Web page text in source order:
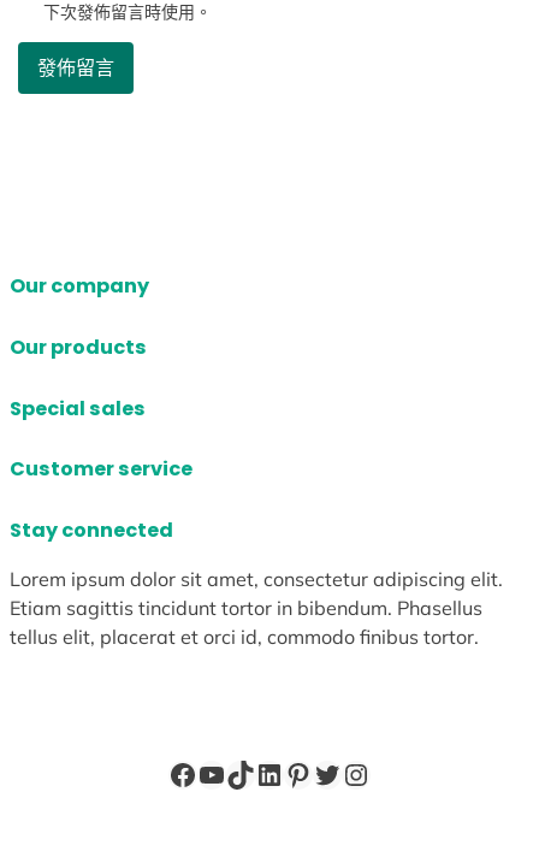
下次發佈留言時使用。
Our company
Our products
Special sales
Customer service
Stay connected
Lorem ipsum dolor sit amet, consectetur adipiscing elit.
Etiam sagittis tincidunt tortor in bibendum. Phasellus
tellus elit, placerat et orci id, commodo finibus tortor.
Facebook
YouTube
TikTok
LinkedIn
Pinterest
X Instagram